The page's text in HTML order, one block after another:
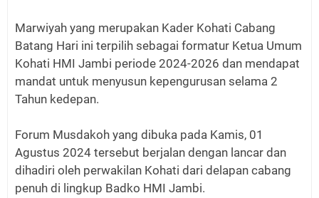
Marwiyah yang merupakan Kader Kohati Cabang
Batang Hari ini terpilih sebagai formatur Ketua Umum
Kohati HMI Jambi periode 2024-2026 dan mendapat
mandat untuk menyusun kepengurusan selama 2
Tahun kedepan.
Forum Musdakoh yang dibuka pada Kamis, 01
Agustus 2024 tersebut berjalan dengan lancar dan
dihadiri oleh perwakilan Kohati dari delapan cabang
penuh di lingkup Badko HMI Jambi.